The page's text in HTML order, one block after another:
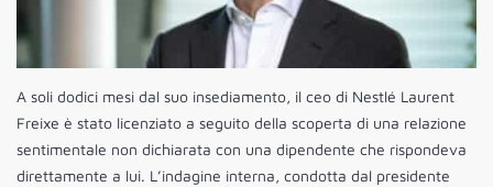
A soli dodici mesi dal suo insediamento, il ceo di Nestlé Laurent
Freixe è stato licenziato a seguito della scoperta di una relazione
sentimentale non dichiarata con una dipendente che rispondeva
direttamente a lui. L’indagine interna, condotta dal presidente